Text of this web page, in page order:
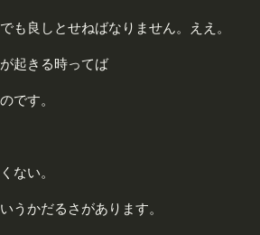
も良しとせねばなりません。ええ。
起きる時ってば
です。
ない。
うかだるさがあります。